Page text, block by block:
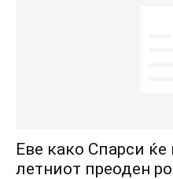
Еве како Спарси
летниот преоден